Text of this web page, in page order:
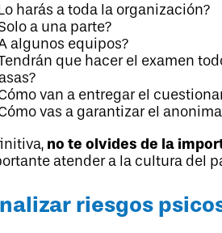
harás a toda la organización?
a una parte?
algunos equipos?
que hacer el examen
van a entregar el
vas a garantizar el
no te olvides de la
atender a la cultura del
riesgos